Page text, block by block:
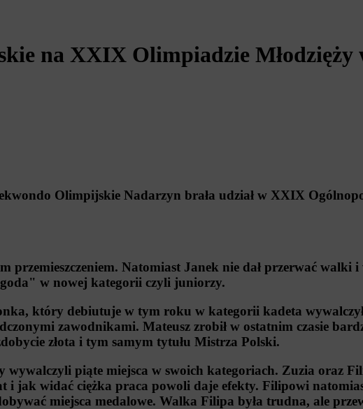
na XXIX Olimpiadzie Młodzięży
Olimpijskie Nadarzyn brała udział w XXIX
przemieszczeniem. Natomiast Janek nie dał przerwać walki i
w nowej kategorii czyli juniorzy.
który debiutuje w tym roku w kategorii kadeta
zawodnikami. Mateusz zrobił w ostatnim czasie
złota i tym samym tytułu Mistrza Polski.
wywalczyli piąte miejsca w swoich kategoriach. Zuzia oraz
jak widać ciężka praca powoli daje efekty. Filipowi
miejsca medalowe. Walka Filipa była trudna, ale